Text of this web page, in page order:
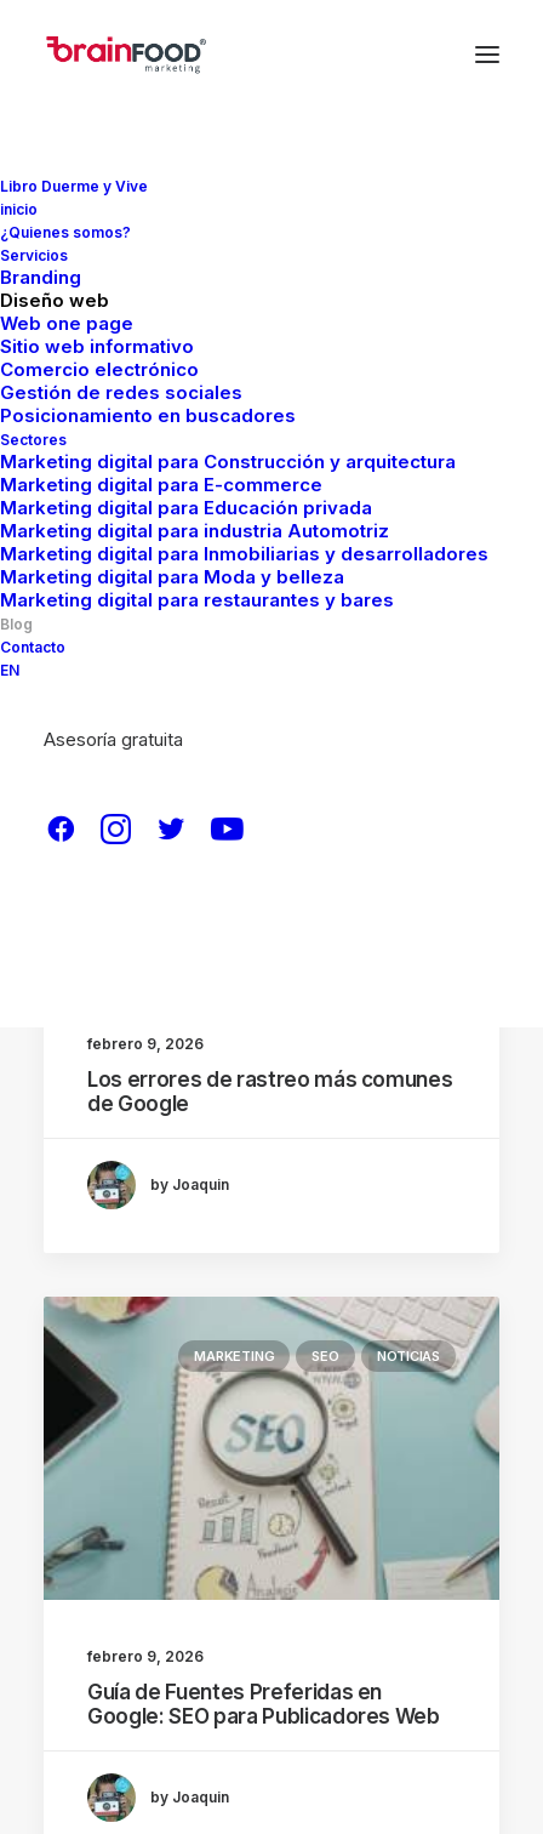
Libro Duerme y Vive
inicio
¿Quienes somos?
Servicios
Branding
Diseño web
Web one page
Sitio web informativo
Comercio electrónico
Gestión de redes sociales
Posicionamiento en buscadores
Sectores
Marketing digital para Construcción y arquitectura
Marketing digital para E-commerce
Marketing digital para Educación privada
Marketing digital para industria Automotriz
Marketing digital para Inmobiliarias y desarrolladores
Marketing digital para Moda y belleza
Marketing digital para restaurantes y bares
Blog
Contacto
EN
Asesoría gratuita
Agencia de Marketing
Digital en México
OTROS TEMAS
febrero 9, 2026
Los errores de rastreo más comunes
de Google
by Joaquin
MARKETING SEO NOTICIAS
febrero 9, 2026
Guía de Fuentes Preferidas en
Google: SEO para Publicadores Web
by Joaquin